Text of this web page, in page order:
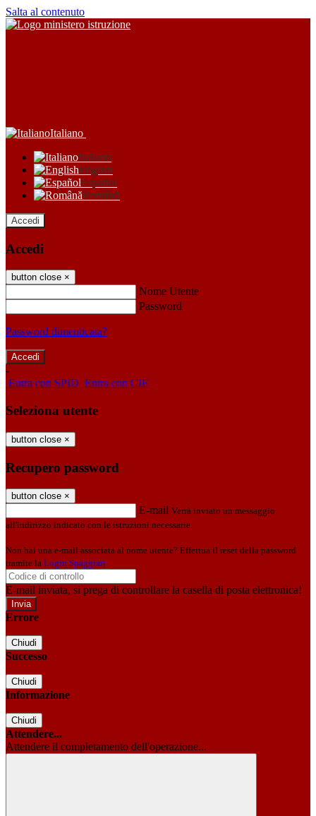
Salta al contenuto
Italiano
Italiano
English
Español
Română
Accedi
Accedi
button close ×
Nome Utente
Password
Password dimenticata?
-
Entra con SPID Entra con CIE
Seleziona utente
button close ×
Recupero password
button close ×
E-mail Verrà inviato un messaggio
all'indirizzo indicato con le istruzioni necessarie.
Non hai una e-mail associata al nome utente? Effettua il reset della password
tramite la Login Spaggiari
E-mail inviata, si prega di controllare la casella di posta elettronica!
Errore
Chiudi
Successo
Chiudi
Informazione
Chiudi
Attendere...
Attendere il completamento dell'operazione...